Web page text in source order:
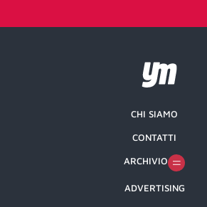
CHI SIAMO
CONTATTI
ARCHIVIO
ADVERTISING